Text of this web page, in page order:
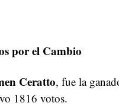
por el Cambio
Ceratto, fue la
1816 votos.